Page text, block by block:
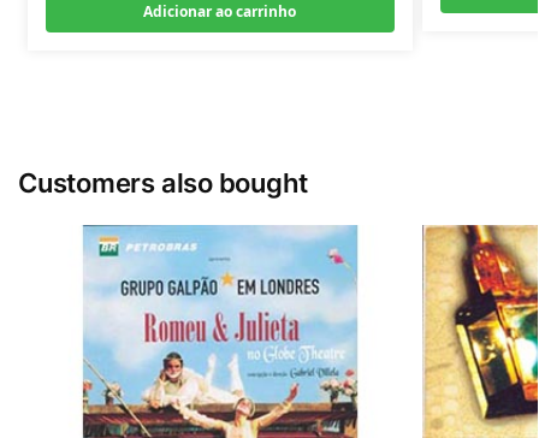
Adicionar ao carrinho
Customers also bought